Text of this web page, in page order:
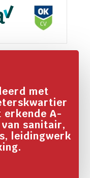
met
erkende A-
sanitair,
leidingwerk